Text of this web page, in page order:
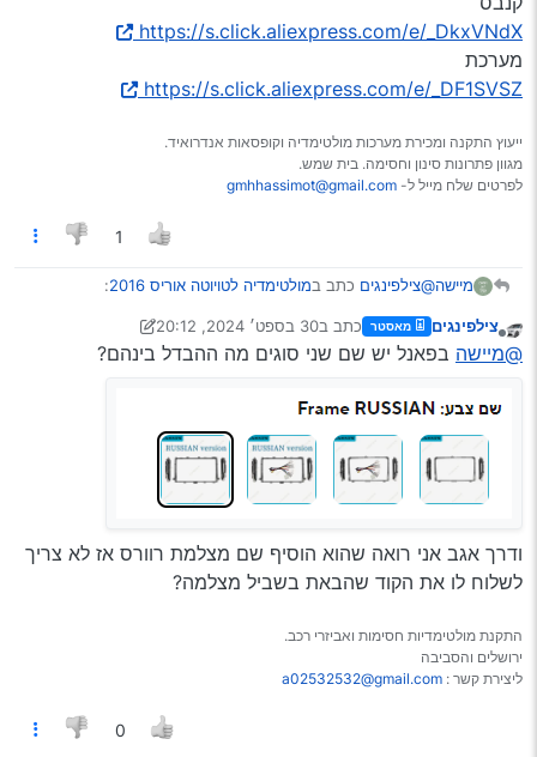
https://s.click.aliexpress.com/e/_DkxVNdX
מערכת
https://s.click.aliexpress.com/e/_DF1SVSZ
ייעוץ התקנה ומכירת מערכות מולטימדיה וקופסאות אנדרואיד.
מגוון פתרונות סינון וחסימה. בית שמש.
לפרטים שלח מייל ל- gmhhassimot@gmail.com
1
מיישה@צילפינגים כתב במולטימדיה לטויוטה אוריס 2016 :
@מיישהאני ישמח מאוד אם תוכל להביא לי קישור רק
https://s.click.aliexpress.com/e/_DkZBz3j
קנבס
https://s.click.aliexpress.com/e/_DkxVNdX
מערכת
https://s.click.aliexpress.com/e/_DF1SVSZ
צילפינגים מאסטר כתב ב30 בספט׳ 2024, 20:12
נערך לאחרונה על ידי צילפינגים
@מיישה בפאנל יש שם שני סוגים מה ההבדל בינהם?
ודרך אגב אני רואה שהוא הוסיף שם מצלמת רוורס אז לא צריך
לשלוח לו את הקוד שהבאת בשביל מצלמה?
התקנת מולטימדיות חסימות ואביזרי רכב.
ירושלים והסביבה
ליצירת קשר : a02532532@gmail.com
0